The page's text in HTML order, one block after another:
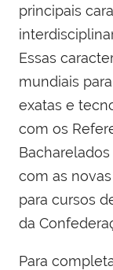
principais
Essas
mundiais
exatas e
com os
com as
para cursos
da
Para